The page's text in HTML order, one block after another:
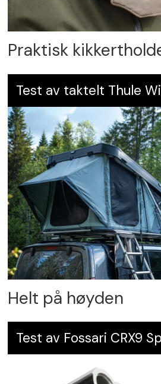
Praktisk
Test av taktelt Thule
Helt på høyden
Test av Fossari CRX9